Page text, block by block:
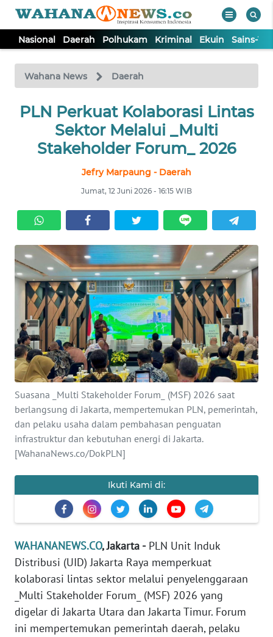
Nasional Daerah Polhukam Kriminal Ekuin Sains-
Wahana News Daerah
PLN Perkuat Kolaborasi Lintas
Sektor Melalui _Multi
Stakeholder Forum_ 2026
Jefry Marpaung - Daerah
Jumat, 12 Juni 2026 - 16:15 WIB
Suasana _Multi Stakeholder Forum_ (MSF) 2026 saat
berlangsung di Jakarta, mempertemukan PLN, pemerintah,
dan pelaku usaha dalam pembahasan penguatan
infrastruktur dan kebutuhan energi di Jakarta.
[WahanaNews.co/DokPLN]
Ikuti Kami di:
WAHANANEWS.CO, Jakarta -PLN Unit Induk
Distribusi (UID) Jakarta Raya memperkuat
kolaborasi lintas sektor melalui penyelenggaraan
_Multi Stakeholder Forum_ (MSF) 2026 yang
digelar di Jakarta Utara dan Jakarta Timur. Forum
ini mempertemukan pemerintah daerah, pelaku
TV
Tutup
NASIONAL
DAERAH
KRIMINAL
EKUIN
SAINS-TEKNO
KESEHATAN
INTERNASIONAL
SERBA-SERBI
PENDIDIKAN
OLAHRAGA
EDITORIAL
Informasi
INDEKS
BERITA
KONTAK